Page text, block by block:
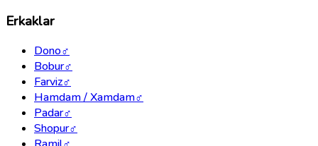
Erkaklar
Dono♂
Bobur♂
Farviz♂
Hamdam / Xamdam♂
Padar♂
Shopur♂